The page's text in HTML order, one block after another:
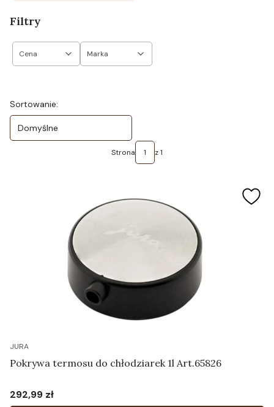
Filtry
Cena Marka
Lista produktów
Sortowanie:
Domyślne
Strona z 1
JURA
Pokrywa termosu do chłodziarek 1l Art.65826
Cena
292,99 zł